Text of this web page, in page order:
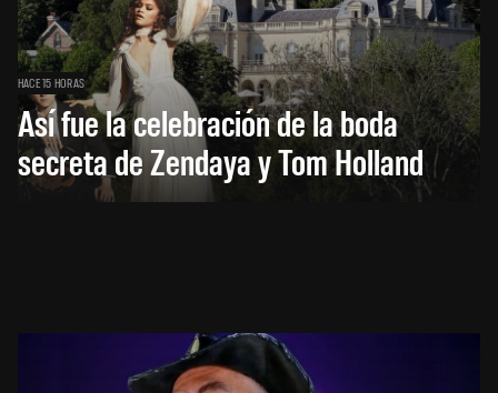
HACE 15 HORAS
Así fue la celebración de la boda
secreta de Zendaya y Tom Holland